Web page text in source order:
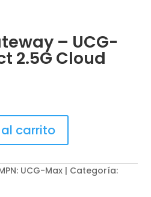
– UCG-
2.5G Cloud
carrito
UCG-Max
Categoría: